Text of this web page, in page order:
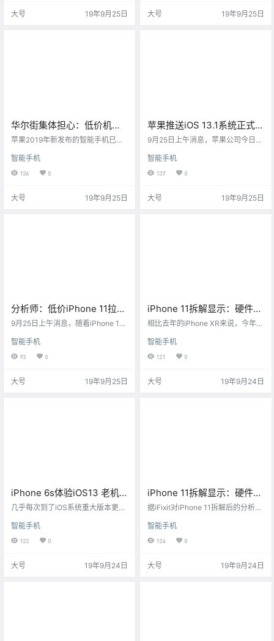
大号 19年9月25日 大号 19年9月25日
华尔街集体担心：低价机型
热卖将导致iPhone均价显著
苹果2019年新发布的智能手机已经
门级手机型号的价格做了小幅下
调，这被认为是对过去“定价过高导
致销量大跌”的一个纠偏。
智能手机
136 0
大号 19年9月25日
苹果推送iOS 13.1系统正式版
隔空投送有方向了
9月25日上午消息，苹果公司今日凌
手机的iOS 13.1版本系统。对比iOS
13，这是一次较大幅度更新。
智能手机
137 0
大号 19年9月25日
分析师：低价iPhone 11拉低
了iPhone平均售价
9月25日上午消息，随着iPhone 11
师们正在深入研究新设备可能对苹
果财务数据产生的影响。
智能手机
93 0
大号 19年9月25日
iPhone 11拆解显示：硬件并
不支持反充功能
相比去年的iPhone XR来说，今年苹
心”，较上代便宜了近千元，当然便
宜背后也是要付出代价的。
智能手机
121 0
大号 19年9月24日
iPhone 6s体验iOS13 老机
型到底要不要升级苹果
几乎每次到了iOS系统重大版本更新
型的用户就会犯了难，只怕是升级
到最新的系统导致卡顿，系统降级
智能手机
122 0
大号 19年9月24日
iPhone 11拆解显示：硬件并
不支持反充功能
据iFixit对iPhone 11拆解后的分析结
11上被完全移除，应该说苹果从未
考虑让iPhone 11支持反向无线充
智能手机
124 0
大号 19年9月24日